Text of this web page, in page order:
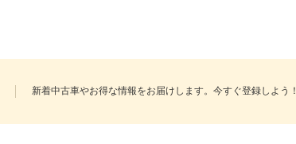
新着中古車やお得な情報をお届けします。今すぐ登録しよう！